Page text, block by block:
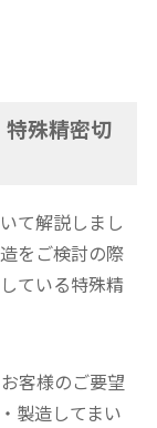
殊精密切
て解説しまし
をご検討の際
ている特殊精
客様のご要望
製造してまい